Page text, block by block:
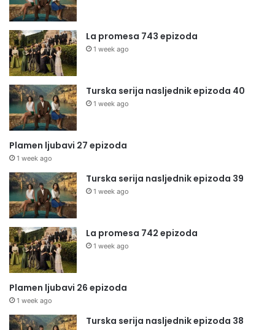
La promesa 743 epizoda
1 week ago
Turska serija nasljednik epizoda 40
1 week ago
Plamen ljubavi 27 epizoda
1 week ago
Turska serija nasljednik epizoda 39
1 week ago
La promesa 742 epizoda
1 week ago
Plamen ljubavi 26 epizoda
1 week ago
Turska serija nasljednik epizoda 38